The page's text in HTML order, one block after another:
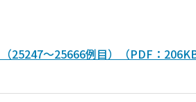
25247～25666例目）（PDF：206KB